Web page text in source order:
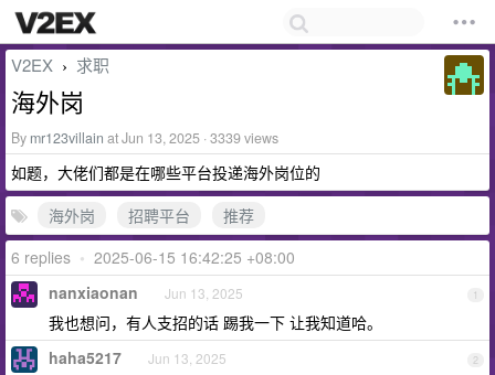
V2EX › 求职
海外岗
By mr123villain at Jun 13, 2025 · 3339 views
如题，大佬们都是在哪些平台投递海外岗位的
海外岗
招聘平台
推荐
6 replies • 2025-06-15 16:42:25 +08:00
1
nanxiaonan Jun 13, 2025
我也想问，有人支招的话 踢我一下 让我知道哈。
2
haha5217 Jun 13, 2025